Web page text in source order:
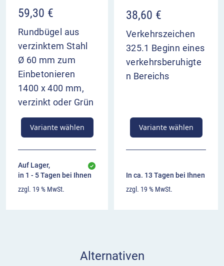
59,30 €
Rundbügel aus
verzinktem Stahl
Ø 60 mm zum
Einbetonieren
1400 x 400 mm,
verzinkt oder Grün
Variante wählen
Auf Lager,
in 1 - 5 Tagen bei Ihnen
zzgl. 19 % MwSt.
38,60 €
Verkehrszeichen
325.1 Beginn eines
verkehrsberuhigte
n Bereichs
Variante wählen
In ca. 13 Tagen bei Ihnen
zzgl. 19 % MwSt.
Alternativen